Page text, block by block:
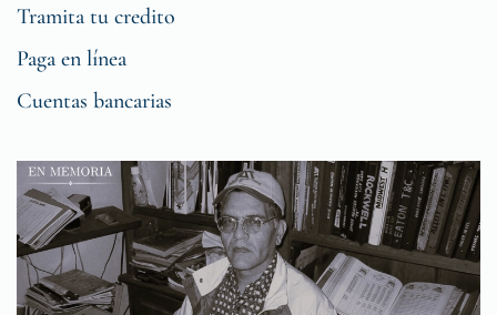
Tramita tu credito
Paga en línea
Cuentas bancarias